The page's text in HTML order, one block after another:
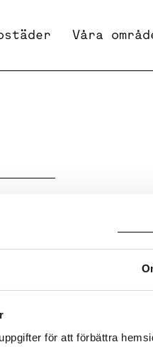
för att förbättra
Våra